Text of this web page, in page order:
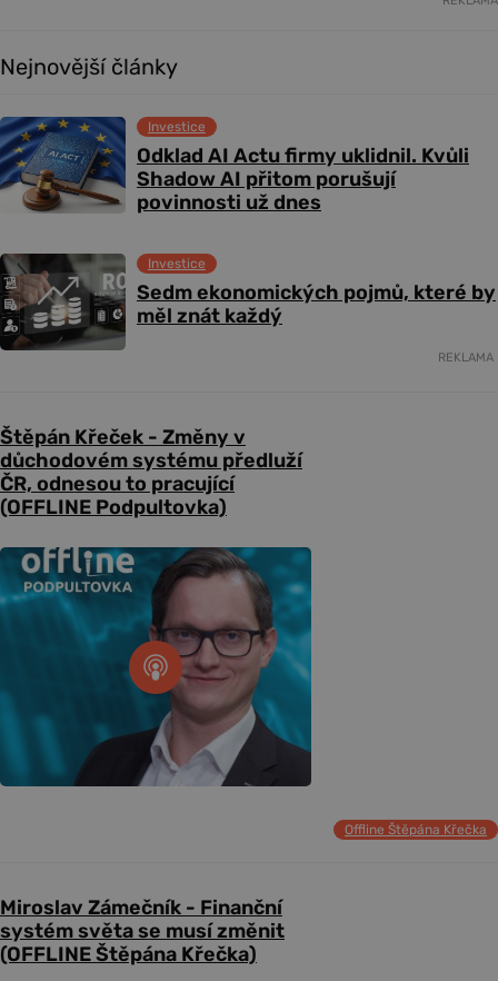
Nejnovější články
Odklad AI Actu firmy uklidnil. Kvůli
Shadow AI přitom porušují
povinnosti už dnes
Investice
Sedm ekonomických pojmů, které by
měl znát každý
Investice
REKLAMA
Štěpán Křeček - Změny v
důchodovém systému předluží
ČR, odnesou to pracující
(OFFLINE Podpultovka)
Offline Štěpána Křečka
Miroslav Zámečník - Finanční
systém světa se musí změnit
(OFFLINE Štěpána Křečka)